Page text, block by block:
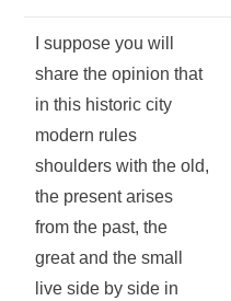
I suppose you will
share the opinion that
in this historic city
modern rules
shoulders with the old,
the present arises
from the past, the
great and the small
live side by side in